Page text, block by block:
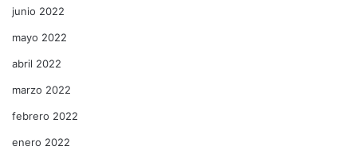
junio 2022
mayo 2022
abril 2022
marzo 2022
febrero 2022
enero 2022